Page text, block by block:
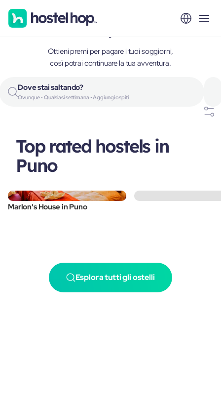
Puno, Peru
Ottieni premi per pagare i tuoi soggiorni,
così potrai continuare la tua avventura.
Dove stai saltando?
Ovunque • Qualsiasi settimana • Aggiungi ospiti
Top rated hostels in
Puno
Marlon's House in Puno
Esplora tutti gli ostelli